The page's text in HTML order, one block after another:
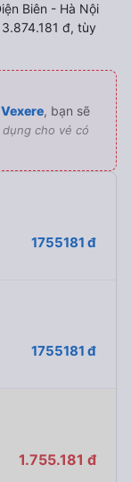
Biên - Hà Nội
đ, tùy
Vexere, bạn sẽ
dụng cho vé có
1755181 đ
1755181 đ
1.755.181 đ